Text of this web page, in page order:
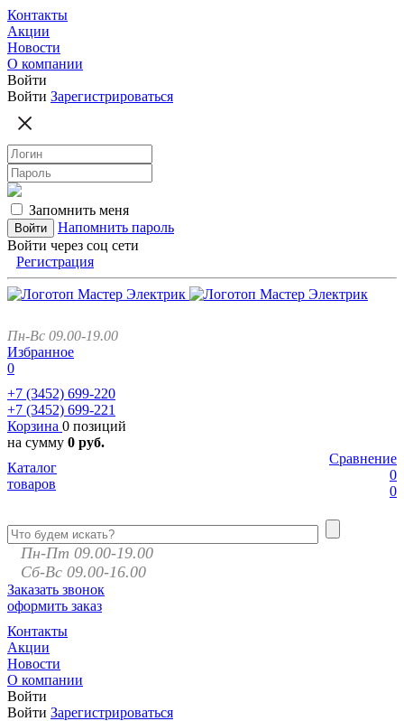
Контакты
Акции
Новости
О компании
Войти
Войти Зарегистрироваться
Запомнить меня
Напомнить пароль
Войти через соц сети
Регистрация
Пн-Вс 09.00-19.00
Избранное
0
+7 (3452) 699-220
+7 (3452) 699-221
Корзина 0 позиций
на сумму 0 руб.
Сравнение
0
0
Каталог
товаров
Пн-Пт 09.00-19.00
Сб-Вс 09.00-16.00
Заказать звонок
оформить заказ
Контакты
Акции
Новости
О компании
Войти
Войти Зарегистрироваться